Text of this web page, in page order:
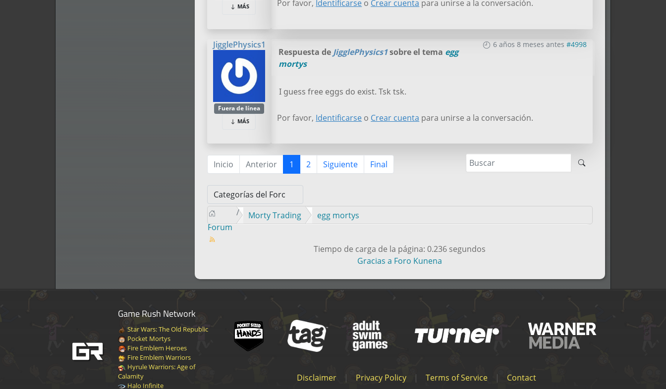
MÁS Por favor, Identificarse o Crear cuenta para unirse a la conversación.
JigglePhysics1
Fuera de línea
MÁS
6 años 8 meses antes #4998
Respuesta de JigglePhysics1sobre el tema egg
mortys
I guess free eggs do exist. Tsk tsk.
Por favor, Identificarse o Crear cuenta para unirse a la conversación.
Inicio Anterior 1 2 Siguiente Final
Forum
Morty Trading egg mortys
Tiempo de carga de la página: 0.236 segundos
Gracias a Foro Kunena
Game Rush Network
Star Wars: The Old Republic
Pocket Mortys
Fire Emblem Heroes
Fire Emblem Warriors
Hyrule Warriors: Age of
Calamity
Halo Infinite
Disclaimer | Privacy Policy | Terms of Service | Contact